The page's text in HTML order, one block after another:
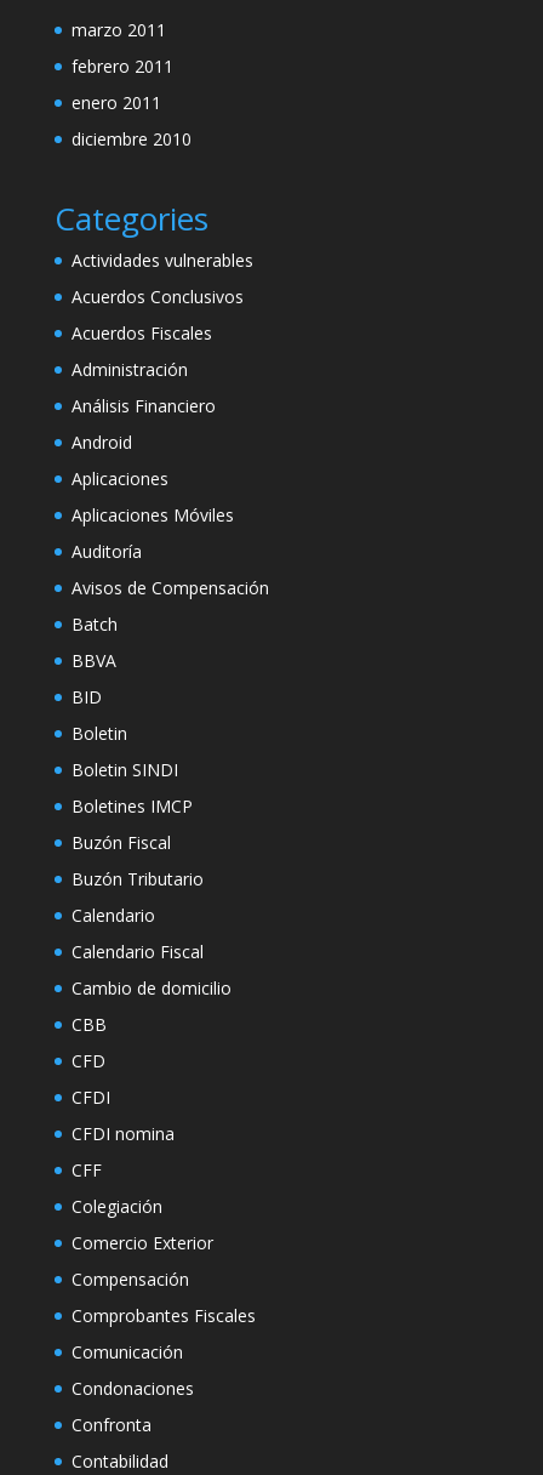
marzo 2011
febrero 2011
enero 2011
diciembre 2010
Categories
Actividades vulnerables
Acuerdos Conclusivos
Acuerdos Fiscales
Administración
Análisis Financiero
Android
Aplicaciones
Aplicaciones Móviles
Auditoría
Avisos de Compensación
Batch
BBVA
BID
Boletin
Boletin SINDI
Boletines IMCP
Buzón Fiscal
Buzón Tributario
Calendario
Calendario Fiscal
Cambio de domicilio
CBB
CFD
CFDI
CFDI nomina
CFF
Colegiación
Comercio Exterior
Compensación
Comprobantes Fiscales
Comunicación
Condonaciones
Confronta
Contabilidad